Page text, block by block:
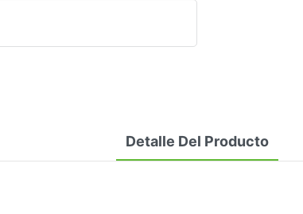
Detalle Del Producto